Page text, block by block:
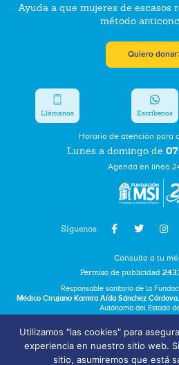
Ayuda a que mujeres de escasos
método
Quiero donar
Síguenos:
Horario de atención para
Lunes a domingo de
Agenda en línea
Llámanos Escríbenos
Consulta a tu
Permiso de publicidad
Responsable sanitario de la
Médico Cirujano Kamira Aída Sánchez
Autónoma del Estado
Términos y
Bolsa de
Utilizamos "las cookies" para
experiencia en nuestro sitio web.
sitio, asumiremos que está